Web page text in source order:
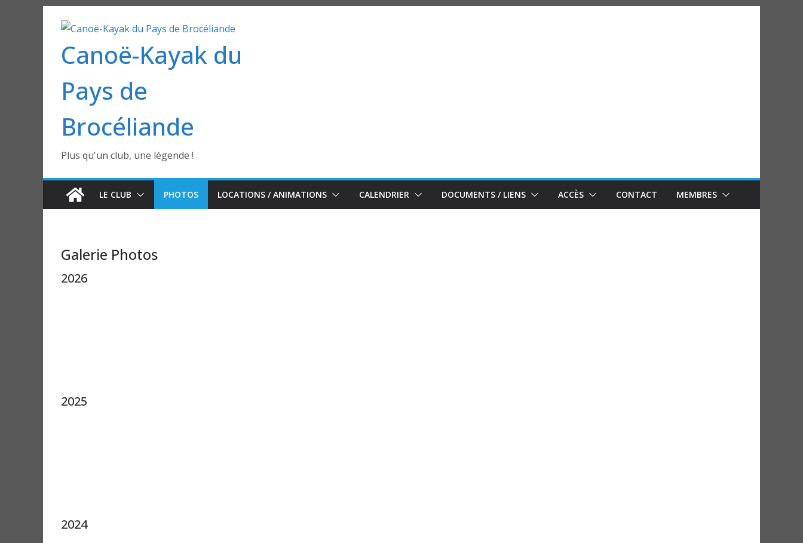
contenuCanoë-Kayak du
Pays de
Brocéliande
Plus qu'un club, une légende !
LE CLUB PHOTOS LOCATIONS / ANIMATIONS CALENDRIER DOCUMENTS / LIENS ACCÈS CONTACT MEMBRES
Galerie Photos
2026
2025
2024